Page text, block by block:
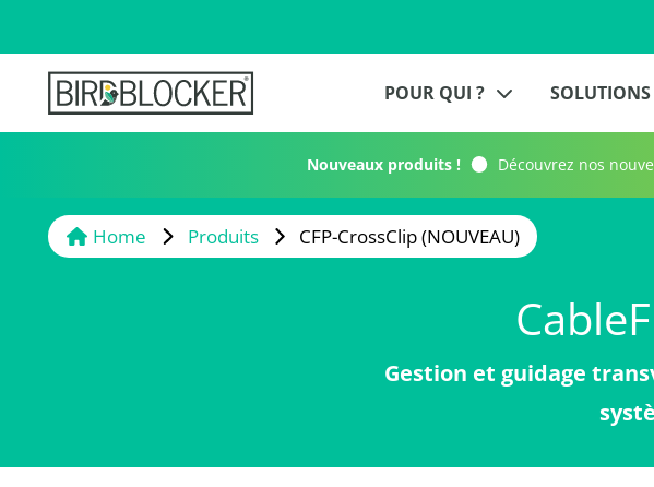
POUR QUI ? SOLUTIONS
Nouveaux produits ! Découvrez nos
Home Produits CFP-CrossClip (NOUVEAU)
Gestion et guidage